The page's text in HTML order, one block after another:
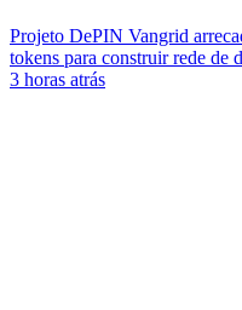
Projeto DePIN Vangrid
tokens para construir rede de
3 horas atrás